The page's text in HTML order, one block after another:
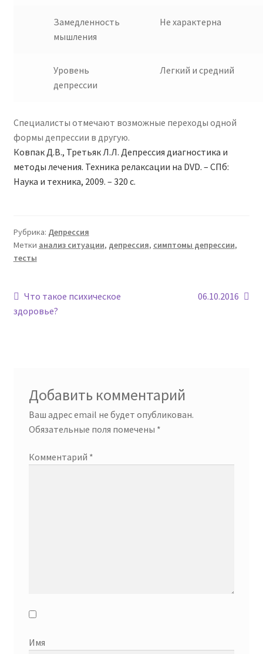
Замедленность
мышления
Не характерна
Уровень
депрессии
Легкий и средний
Специалисты отмечают возможные переходы одной
формы депрессии в другую.
Ковпак Д.В., Третьяк Л.Л. Депрессия диагностика и
методы лечения. Техника релаксации на DVD. – СПб:
Наука и техника, 2009. – 320 с.
Рубрика: Депрессия
Метки анализ ситуации, депрессия, симптомы депрессии,
тесты
Навигация
по
Предыдущая
запись:
Что такое психическое
здоровье?
Следующая
06.10.2016
Добавить комментарий
Ваш адрес email не будет опубликован.
Обязательные поля помечены *
Комментарий *
Имя